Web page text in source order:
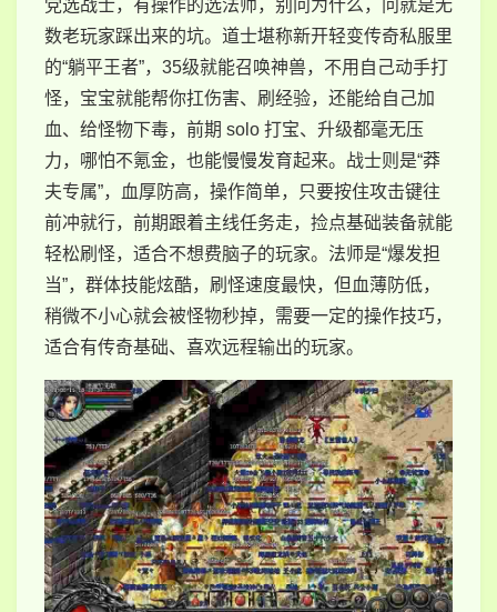
党选战士，有操作的选法师，别问为什么，问就是无
数老玩家踩出来的坑。道士堪称新开轻变传奇私服里
的“躺平王者”，35级就能召唤神兽，不用自己动手打
怪，宝宝就能帮你扛伤害、刷经验，还能给自己加
血、给怪物下毒，前期 solo 打宝、升级都毫无压
力，哪怕不氪金，也能慢慢发育起来。战士则是“莽
夫专属”，血厚防高，操作简单，只要按住攻击键往
前冲就行，前期跟着主线任务走，捡点基础装备就能
轻松刷怪，适合不想费脑子的玩家。法师是“爆发担
当”，群体技能炫酷，刷怪速度最快，但血薄防低，
稍微不小心就会被怪物秒掉，需要一定的操作技巧，
适合有传奇基础、喜欢远程输出的玩家。